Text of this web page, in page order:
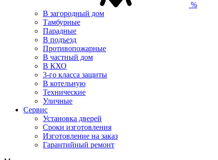
%
В загородный дом
Тамбурные
Парадные
В подъезд
Противопожарные
В частный дом
В КХО
3-го класса защиты
В котельную
Технические
Уличные
Сервис
Установка дверей
Сроки изготовления
Изготовление на заказ
Гарантийный ремонт